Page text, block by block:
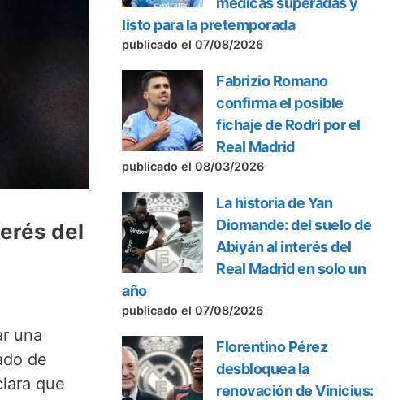
del
una
de
que
listo para la pretemporada
publicado el 07/08/2026
Fabrizio Romano
confirma el posible
fichaje de Rodri por el
Real Madrid
publicado el 08/03/2026
La historia de Yan
Diomande: del suelo de
Abiyán al interés del
Real Madrid en solo un
año
publicado el 07/08/2026
Florentino Pérez
desbloquea la
renovación de Vinicius: